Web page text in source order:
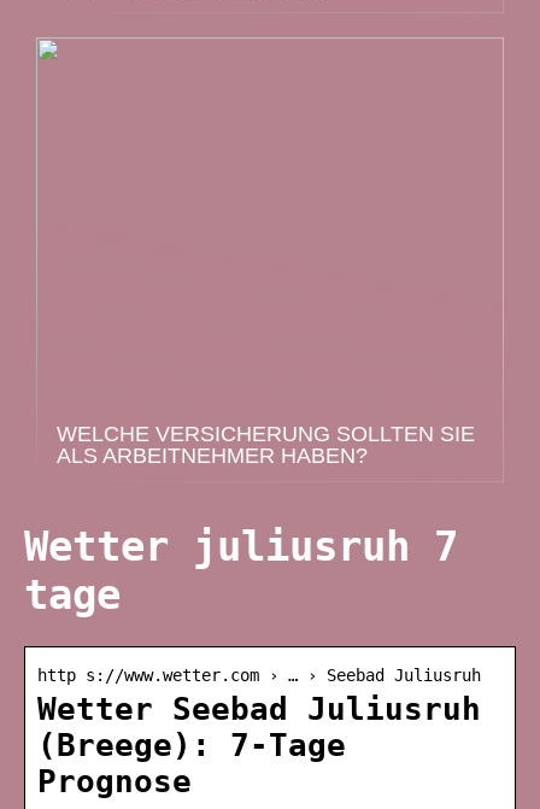
WELCHE VERSICHERUNG SOLLTEN SIE
ALS ARBEITNEHMER HABEN?
Wetter juliusruh 7
tage
http s://www.wetter.com › … › Seebad Juliusruh
Wetter Seebad Juliusruh
(Breege): 7-Tage
Prognose